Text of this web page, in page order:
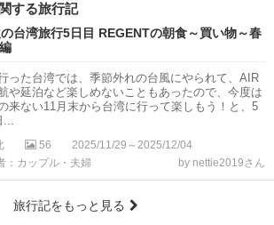
する旅行記
台湾旅行5日目 REGENTの朝食～買い物～春
った台湾では、季節外れの台風にやられて、AIR
や延泊など楽しめないこともあったので、今度は
来ない11月末から台湾に行って楽しもう！と、5
...
56
2025/11/29～2025/12/04
：カップル・夫婦
by nettie2019さん
旅行記をもっと見る